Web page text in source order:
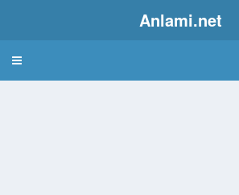
Anlami.net
Bulmaca